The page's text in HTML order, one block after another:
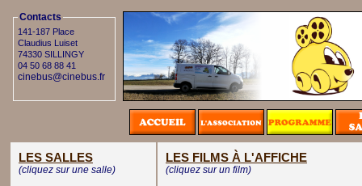
Contacts
141-187 Place
Claudius Luiset
74330 SILLINGY
04 50 68 88 41
cinebus@cinebus.fr
LES SALLES
(cliquez sur une salle)
LES FILMS À L'AFFICHE
(cliquez sur un film)